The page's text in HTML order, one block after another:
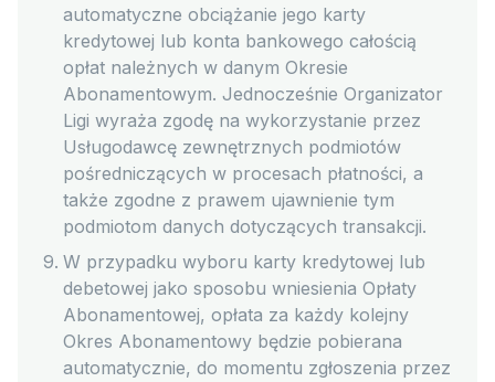
automatyczne obciążanie jego karty
kredytowej lub konta bankowego całością
opłat należnych w danym Okresie
Abonamentowym. Jednocześnie Organizator
Ligi wyraża zgodę na wykorzystanie przez
Usługodawcę zewnętrznych podmiotów
pośredniczących w procesach płatności, a
także zgodne z prawem ujawnienie tym
podmiotom danych dotyczących transakcji.
W przypadku wyboru karty kredytowej lub
debetowej jako sposobu wniesienia Opłaty
Abonamentowej, opłata za każdy kolejny
Okres Abonamentowy będzie pobierana
automatycznie, do momentu zgłoszenia przez